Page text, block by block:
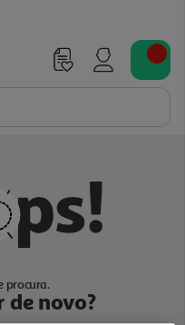
procura.
novo?